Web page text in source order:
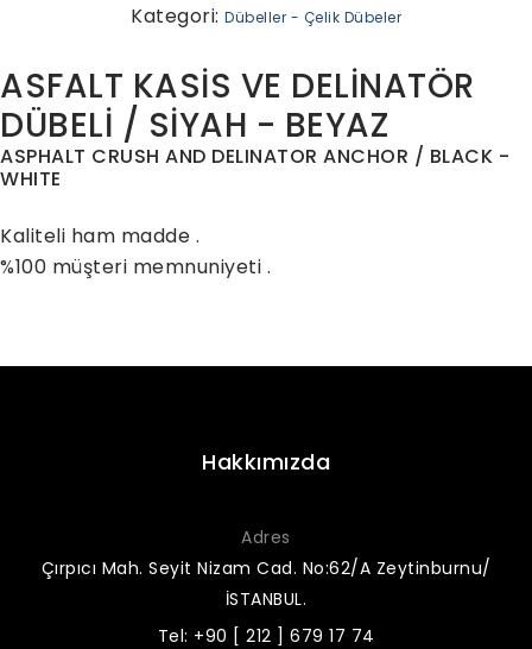
Kategori: Dübeller - Çelik Dübeler
ASFALT KASİS VE DELİNATÖR
DÜBELİ / SİYAH - BEYAZ
ASPHALT CRUSH AND DELINATOR ANCHOR / BLACK -
WHITE
Kaliteli ham madde .
%100 müşteri memnuniyeti .
Hakkımızda
Adres
Çırpıcı Mah. Seyit Nizam Cad. No:62/A Zeytinburnu/
İSTANBUL.
Tel: +90 [ 212 ] 679 17 74